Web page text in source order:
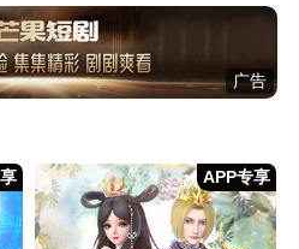
广告
APP专享